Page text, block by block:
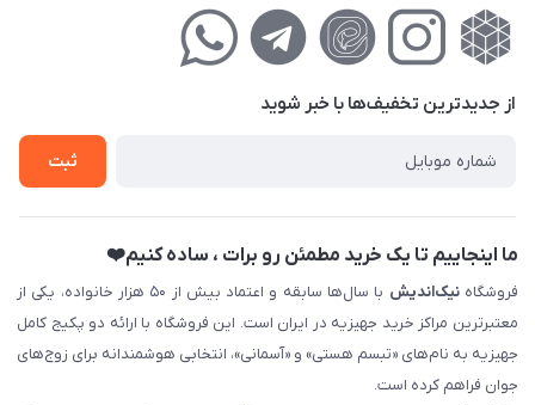
کوچه گلریز 4 غربی ، پلاک 13
لیست محصولات
راهنمای‌خرید‌آنلاین
حریم خصوصی
فروش‌اقساطی
از جدید‌ترین تخفیف‌ها با‌ خبر شوید
ثبت
ما اینجاییم تا یک خرید مطمئن رو برات ، ساده کنیم❤️
فروشگاهنیک‌اندیش
با سال‌ها سابقه و اعتماد بیش از ۵۰ هزار خانواده، یکی از
معتبرترین مراکز خرید جهیزیه در ایران است. این فروشگاه با ارائه دو پکیج کامل
جهیزیه به نام‌های «تبسم هستی» و «آسمانی»، انتخابی هوشمندانه برای زوج‌های
جوان فراهم کرده است.